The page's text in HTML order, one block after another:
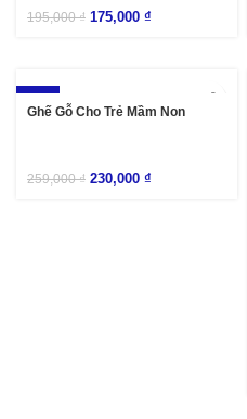
195,000₫ 175,000 ₫
-11%
Ghế Gỗ Cho Trẻ Mầm Non
259,000₫ 230,000 ₫